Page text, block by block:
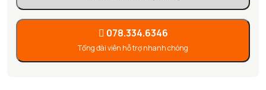
078.334.6346
Tổng đài viên hỗ trợ nhanh chóng